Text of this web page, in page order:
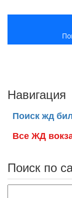
Навигация
Поиск жд
Все ЖД
Поиск по